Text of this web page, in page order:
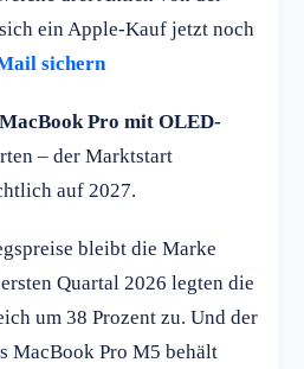
ein Apple-Kauf jetzt noch
sichern
MacBook Pro mit OLED-
– der Marktstart
auf 2027.
bleibt die Marke
Quartal 2026 legten die
um 38 Prozent zu. Und der
MacBook Pro M5 behält